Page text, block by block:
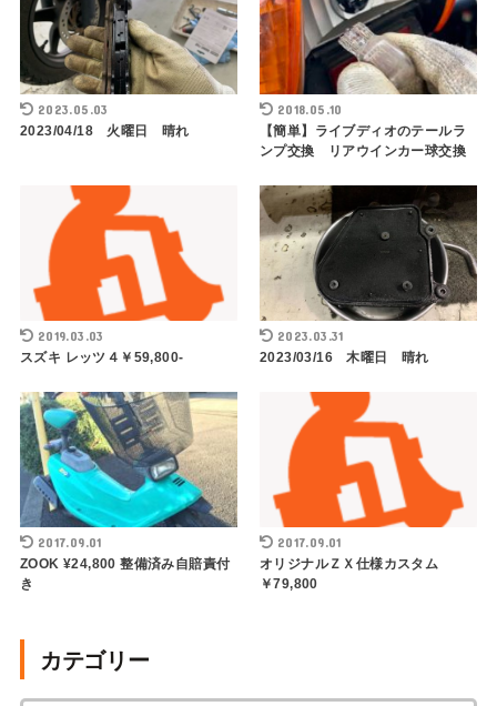
2023.05.03
2023/04/18 火曜日 晴れ
2018.05.10
【簡単】ライブディオのテールラ
ンプ交換 リアウインカー球交換
2019.03.03
スズキ レッツ４￥59,800-
2023.03.31
2023/03/16 木曜日 晴れ
2017.09.01
ZOOK ¥24,800 整備済み自賠責付
き
2017.09.01
オリジナルＺＸ仕様カスタム
￥79,800
カテゴリー